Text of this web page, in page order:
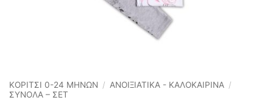
ΚΟΡΙΤΣΙ 0-24 MΗΝΩΝ / ΑΝΟΙΞΙΆΤΙΚΑ - ΚΑΛΟΚΑΙΡΙΝΆ /
ΣΥΝΟΛΑ – ΣΕΤ